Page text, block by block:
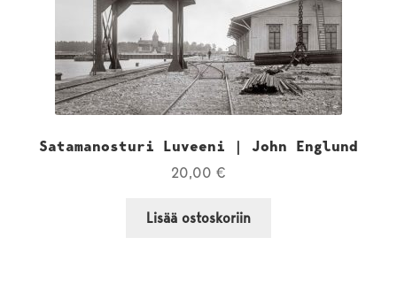
Satamanosturi Luveeni | John Englund
20,00 €
Lisää ostoskoriin